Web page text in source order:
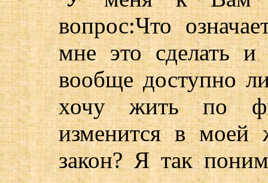
вопрос:Что
мне это сделать
вообще доступно
хочу жить по
изменится в моей
закон? Я так